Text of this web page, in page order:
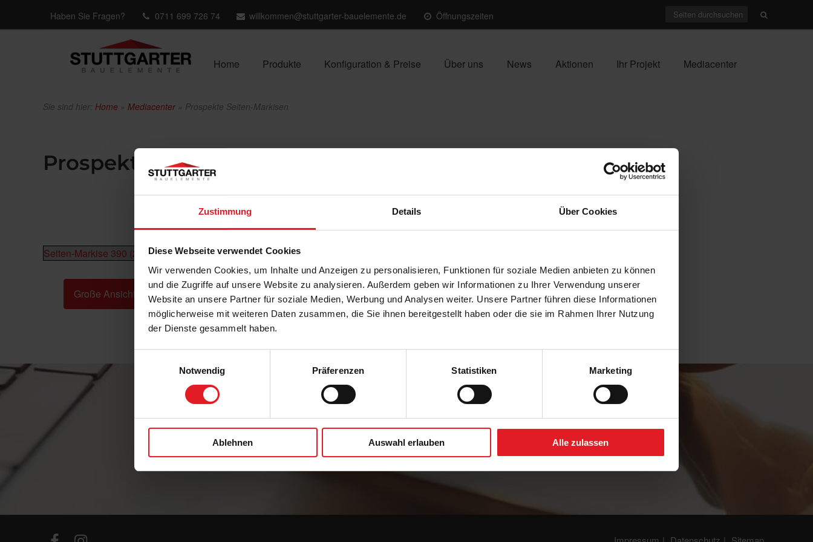
Zustimmung Details Über Cookies
Diese Webseite verwendet Cookies
Wir verwenden Cookies, um Inhalte und Anzeigen zu personalisieren, Funktionen für soziale Medien anbieten zu können
und die Zugriffe auf unsere Website zu analysieren. Außerdem geben wir Informationen zu Ihrer Verwendung unserer
Website an unsere Partner für soziale Medien, Werbung und Analysen weiter. Unsere Partner führen diese Informationen
möglicherweise mit weiteren Daten zusammen, die Sie ihnen bereitgestellt haben oder die sie im Rahmen Ihrer Nutzung
der Dienste gesammelt haben.
Notwendig
Präferenzen Statistiken Marketing
Ablehnen Auswahl erlauben Alle zulassen
Haben Sie Fragen? 0711 699 726 74 willkommen@stuttgarter-bauelemente.de Öffnungszeiten
Home Produkte Konfiguration & Preise Über uns News Aktionen Ihr Projekt Mediacenter
Sie sind hier: Home » Mediacenter » Prospekte Seiten-Markisen
Prospekte von Seiten-Markisen
Seiten-Markise 390 (2020)
Große Ansicht »
Jetzt unverbindliches Angebot anfordern!